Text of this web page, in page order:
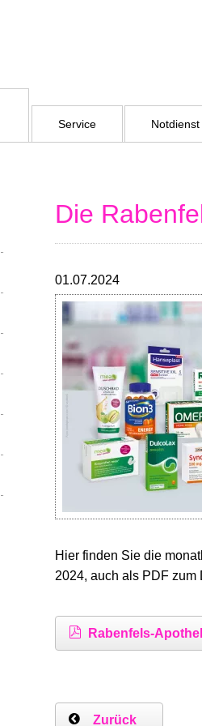
Service Notdienst
Die
01.07.2024
Hier finden Sie die
2024, auch als PDF zum
Rabenfels-
Zurück